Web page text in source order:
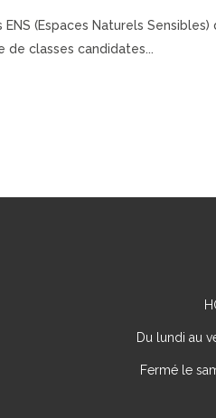
(Espaces Naturels
classes candidates...
Du lundi au
Fermé le